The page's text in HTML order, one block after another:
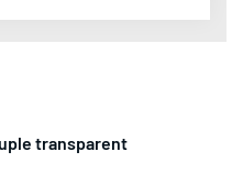
transparent